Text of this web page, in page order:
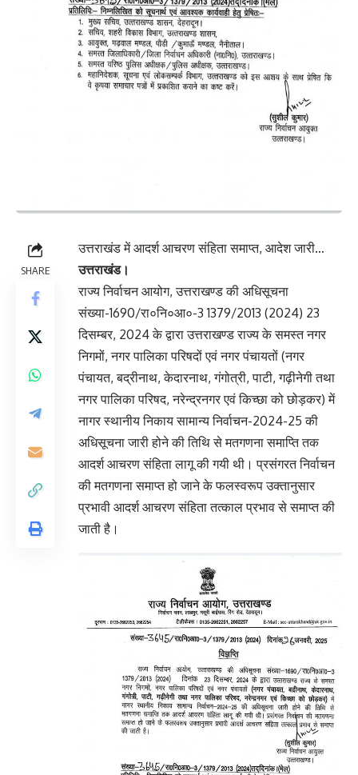
SHARE
उत्तराखंड में आदर्श आचरण संहिता समाप्त, आदेश जारी…
उत्तराखंड।
राज्य निर्वाचन आयोग, उत्तराखण्ड की अधिसूचना
संख्या-1690/रा०नि०आ०-3 1379/2013 (2024) 23
दिसम्बर, 2024 के द्वारा उत्तराखण्ड राज्य के समस्त नगर
निगमों, नगर पालिका परिषदों एवं नगर पंचायतों (नगर
पंचायत, बद्रीनाथ, केदारनाथ, गंगोत्री, पाटी, गढ़ीनेगी तथा
नगर पालिका परिषद, नरेन्द्रनगर एवं किच्छा को छोड़कर) में
नागर स्थानीय निकाय सामान्य निर्वाचन-2024-25 की
अधिसूचना जारी होने की तिथि से मतगणना समाप्ति तक
आदर्श आचरण संहिता लागू की गयी थी। प्रसंगरत निर्वाचन
की मतगणना समाप्त हो जाने के फलस्वरूप उक्तानुसार
प्रभावी आदर्श आचरण संहिता तत्काल प्रभाव से समाप्त की
जाती है।